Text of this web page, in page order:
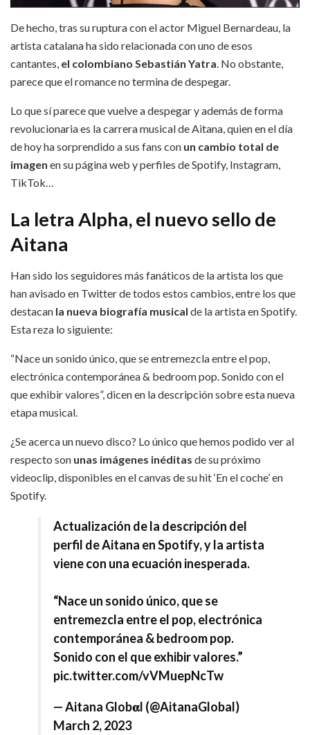
De hecho, tras su ruptura con el actor Miguel Bernardeau, la
artista catalana ha sido relacionada con uno de esos
cantantes, el colombiano Sebastián Yatra . No obstante,
parece que el romance no termina de despegar.
Lo que sí parece que vuelve a despegar y además de forma
revolucionaria es la carrera musical de Aitana, quien en el día
de hoy ha sorprendido a sus fans con un cambio total de
imagen en su página web y perfiles de Spotify, Instagram,
TikTok…
La letra Alpha, el nuevo sello de
Aitana
Han sido los seguidores más fanáticos de la artista los que
han avisado en Twitter de todos estos cambios, entre los que
destacan la nueva biografía musical de la artista en Spotify.
Esta reza lo siguiente:
“Nace un sonido único, que se entremezcla entre el pop,
electrónica contemporánea & bedroom pop. Sonido con el
que exhibir valores”, dicen en la descripción sobre esta nueva
etapa musical.
¿Se acerca un nuevo disco? Lo único que hemos podido ver al
respecto son unas imágenes inéditas de su próximo
videoclip, disponibles en el canvas de su hit ‘En el coche’ en
Spotify.
Actualización de la descripción del
perfil de Aitana en Spotify, y la artista
viene con una ecuación inesperada.
“Nace un sonido único, que se
entremezcla entre el pop, electrónica
contemporánea & bedroom pop.
Sonido con el que exhibir valores.”
pic.twitter.com/vVMuepNcTw
— Aitana Glob𝛂l (@AitanaGlobal)
March 2, 2023